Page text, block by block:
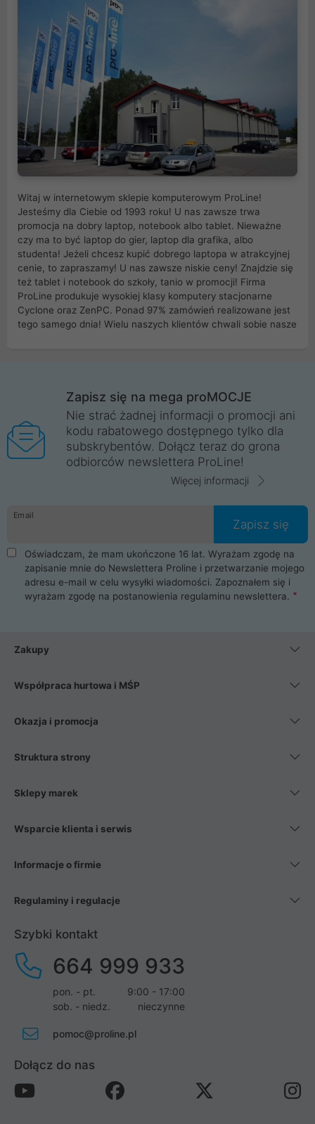
Witaj w internetowym sklepie komputerowym ProLine!
Jesteśmy dla Ciebie od 1993 roku! U nas zawsze trwa
promocja na dobry laptop, notebook albo tablet. Nieważne
czy ma to być laptop do gier, laptop dla grafika, albo
studenta! Jeżeli chcesz kupić dobrego laptopa w atrakcyjnej
cenie, to zapraszamy! U nas zawsze niskie ceny! Znajdzie się
też tablet i notebook do szkoły, tanio w promocji! Firma
ProLine produkuje wysokiej klasy komputery stacjonarne
Cyclone oraz ZenPC. Ponad 97% zamówień realizowane jest
tego samego dnia! Wielu naszych klientów chwali sobie nasze
Wrocław, Poznań, Legnica, Katowice, Gliwice, Kalisz, Bytom,
Trzebnica, Opole. Szybka i profesjonalna obsługa!
ProLine to polska firma ze 100% polskim kapitałem. Działamy
legalnie i płacimy podatki w naszym kraju! Posiadamy siedzibę
główną w Mirkowie oraz salony na terenie kraju. Cała
komunikacja ze sklepem komputerowym ProLine jest
danych osobowych. Dlatego zakup notebooka albo laptopa w
ProLine to czysta przyjemność i pełne bezpieczeństwo.
Zaopatrzysz się u nas w akcesoria i części komputerowe
takie jak procesory, karty graficzne, płyty główne, pamięci,
dyski SSD, M.2 oraz HDD. Nasi pracownicy pomogą Ci wybrać
najlepszy zasilacz komputerowy oraz obudowę do komputera.
Poza komputerami mamy również najlepsze na rynku
Smartfony takich producentów jak Xiaomi, Apple, Samsung i
wentylatory. Na koniec mając już to wszystko, możesz
Zapisz się na mega proMOCJE
Nie strać żadnej informacji o promocji ani
kodu rabatowego dostępnego tylko dla
subskrybentów. Dołącz teraz do grona
odbiorców newslettera ProLine!
Więcej informacji
Email
Zapisz się
Oświadczam, że mam ukończone 16 lat. Wyrażam zgodę na
zapisanie mnie do Newslettera Proline i przetwarzanie mojego
adresu e-mail w celu wysyłki wiadomości. Zapoznałem się i
wyrażam zgodę na postanowienia regulaminu newslettera.
Zakupy
Współpraca hurtowa i MŚP
Okazja i promocja
Struktura strony
Sklepy marek
Wsparcie klienta i serwis
Informacje o firmie
Regulaminy i regulacje
Szybki kontakt
664 999 933
pon. - pt.
9:00 - 17:00
sob. - niedz.
nieczynne
pomoc@proline.pl
Dołącz do nas